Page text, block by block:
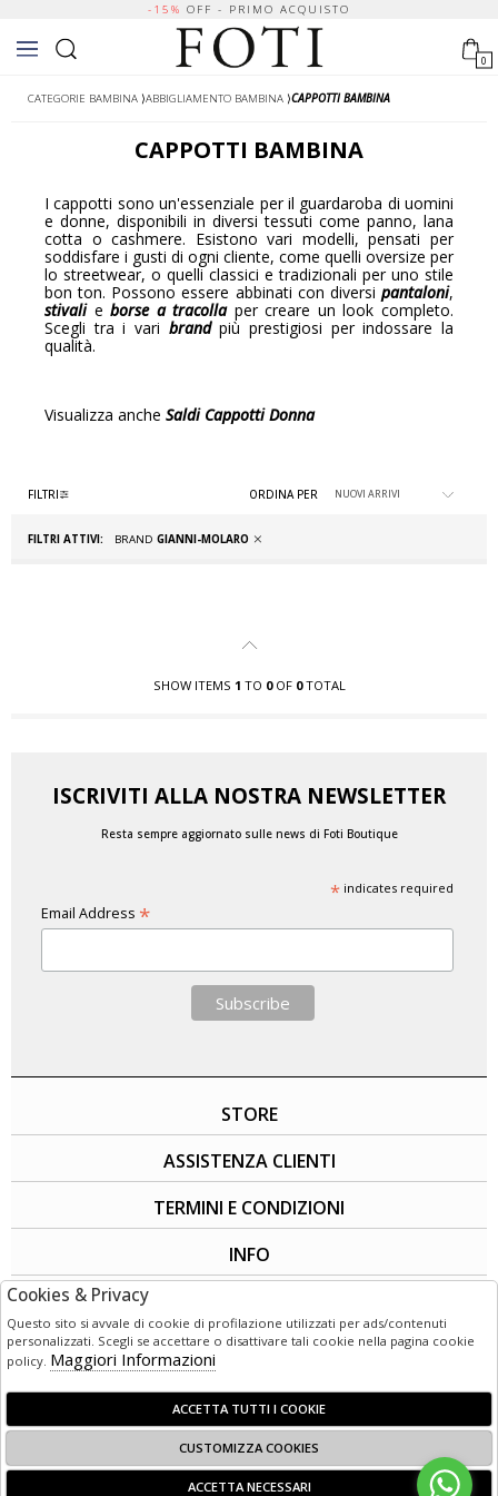
-15% OFF - PRIMO ACQUISTO
0
CATEGORIE BAMBINA ⟩ABBIGLIAMENTO BAMBINA ⟩CAPPOTTI BAMBINA
CAPPOTTI BAMBINA
I cappotti sono un'essenziale per il guardaroba di uomini
e donne, disponibili in diversi tessuti come panno, lana
cotta o cashmere. Esistono vari modelli, pensati per
soddisfare i gusti di ogni cliente, come quelli oversize per
lo streetwear, o quelli classici e tradizionali per uno stile
bon ton. Possono essere abbinati con diversi pantaloni,
stivalieborse a tracollaper creare un look completo.
Scegli tra i vari brandpiù prestigiosi per indossare la
qualità.
Visualizza anche Saldi Cappotti Donna
FILTRI ORDINA PER
FILTRI ATTIVI: BRAND GIANNI-MOLARO
SHOW ITEMS 1 TO 0OF 0TOTAL
ISCRIVITI ALLA NOSTRA NEWSLETTER
Resta sempre aggiornato sulle news di Foti Boutique
*indicates required
Email Address *
STORE
ASSISTENZA CLIENTI
TERMINI E CONDIZIONI
INFO
© 1949 - 2026 | LG3 Retail - Corso Garibaldi 50 - 89125 Reggio
Calabria (RC) - Italia C.F e P. IVA:02800720803 Powered by
Cookies & Privacy
Questo sito si avvale di cookie di profilazione utilizzati per ads/contenuti
personalizzati. Scegli se accettare o disattivare tali cookie nella pagina cookie
policy. Maggiori Informazioni
ACCETTA TUTTI I COOKIE
CUSTOMIZZA COOKIES
ACCETTA NECESSARI